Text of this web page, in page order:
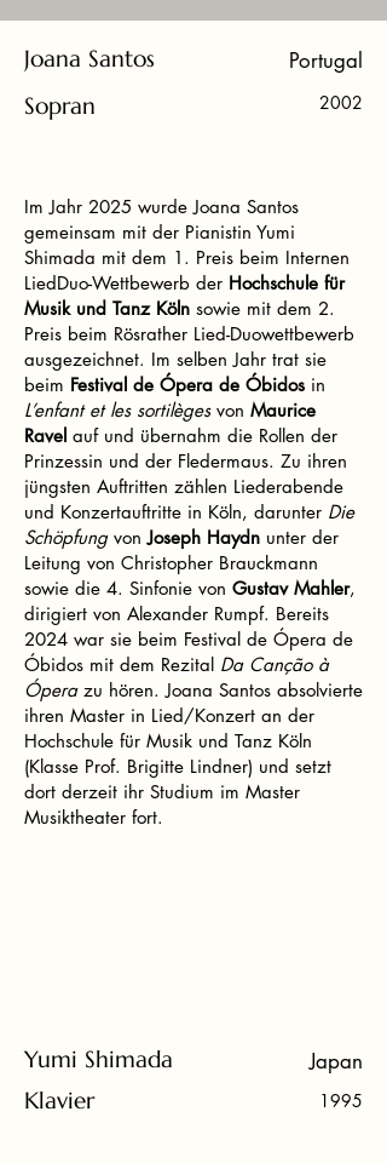
Joana Santos Portugal
Sopran 2002
Im Jahr 2025 wurde Joana Santos
gemeinsam mit der Pianistin Yumi
Shimada mit dem 1. Preis beim Internen
LiedDuo-Wettbewerb der Hochschule für
Musik und Tanz Köln sowie mit dem 2.
Preis beim Rösrather Lied-Duowettbewerb
ausgezeichnet. Im selben Jahr trat sie
beim Festival de Ópera de Óbidos in
L’enfant et les sortilègesvon Maurice
Ravel auf und übernahm die Rollen der
Prinzessin und der Fledermaus. Zu ihren
jüngsten Auftritten zählen Liederabende
und Konzertauftritte in Köln, darunter Die
SchöpfungvonJoseph Haydn unter der
Leitung von Christopher Brauckmann
sowie die 4. Sinfonie von Gustav Mahler,
dirigiert von Alexander Rumpf. Bereits
2024 war sie beim Festival de Ópera de
Óbidos mit dem Rezital Da Canção à
Óperazu hören. Joana Santos absolvierte
ihren Master in Lied/Konzert an der
Hochschule für Musik und Tanz Köln
(Klasse Prof. Brigitte Lindner) und setzt
dort derzeit ihr Studium im Master
Musiktheater fort.
Yumi Shimada Japan
Klavier 1995